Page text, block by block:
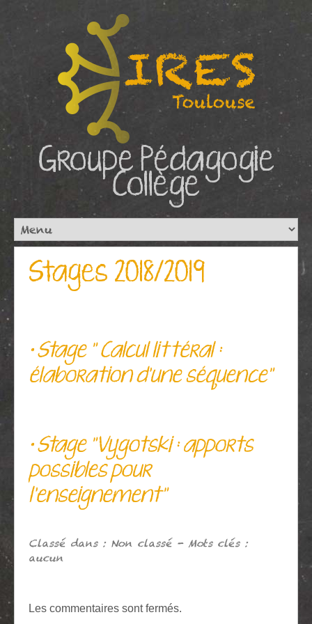
Groupe Pédagogie
Collège
Stages 2018/2019
• Stage " Calcul littéral :
élaboration d'une séquence"
• Stage "Vygotski : apports
possibles pour
l'enseignement"
Classé dans : Non classé - Mots clés :
aucun
Les commentaires sont fermés.